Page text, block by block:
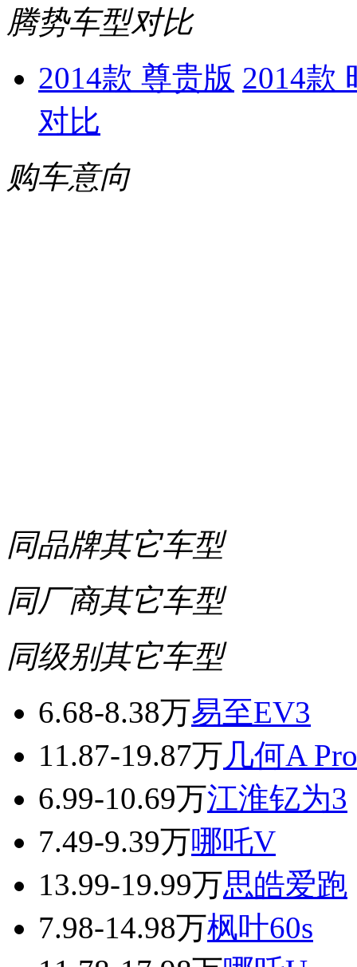
腾势车型对比
2014款 尊贵版 2014款
对比
购车意向
同品牌其它车型
同厂商其它车型
同级别其它车型
6.68-8.38万易至EV3
11.87-19.87万几何A Pro
6.99-10.69万江淮钇为3
7.49-9.39万哪吒V
13.99-19.99万思皓爱跑
7.98-14.98万枫叶60s